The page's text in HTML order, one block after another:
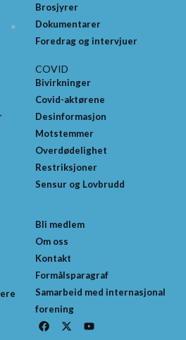
Brosjyrer
Dokumentarer
Foredrag og intervjuer
COVID
Bivirkninger
Covid-aktørene
Desinformasjon
Motstemmer
Overdødelighet
Restriksjoner
Sensur og Lovbrudd
Bli medlem
Om oss
Kontakt
Formålsparagraf
Samarbeid med internasjonal
forening
F
a
X
-
Y
o